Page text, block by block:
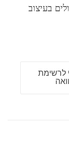
בעיצוב
לרשימת